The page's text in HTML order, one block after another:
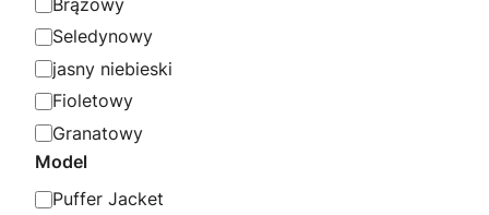
Seledynowy
jasny niebieski
Fioletowy
Granatowy
Model
M Puffer Jacket